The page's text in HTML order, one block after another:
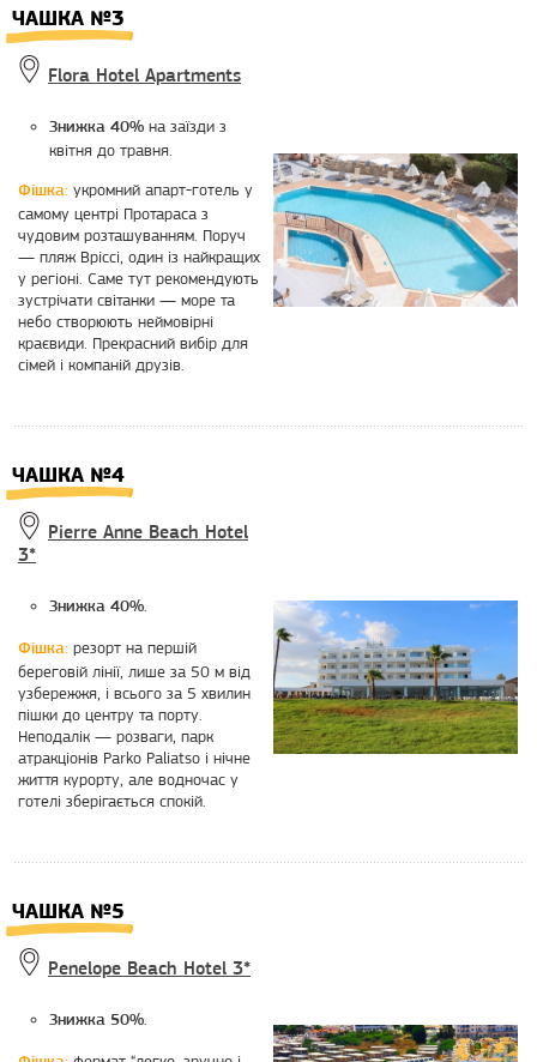
ЧАШКА №3
Flora Hotel Apartments
Знижка 40% на заїзди з
квітня до травня.
Фішка: укромний апарт-готель у
самому центрі Протараса з
чудовим розташуванням. Поруч
— пляж Вріссі, один із найкращих
у регіоні. Саме тут рекомендують
зустрічати світанки — море та
небо створюють неймовірні
краєвиди. Прекрасний вибір для
сімей і компаній друзів.
ЧАШКА №4
Pierre Anne Beach Hotel
3*
Знижка 40%.
Фішка: резорт на першій
береговій лінії, лише за 50 м від
узбережжя, і всього за 5 хвилин
пішки до центру та порту.
Неподалік — розваги, парк
атракціонів Parko Paliatso і нічне
життя курорту, але водночас у
готелі зберігається спокій.
ЧАШКА №5
Penelope Beach Hotel 3*
Знижка 50%.